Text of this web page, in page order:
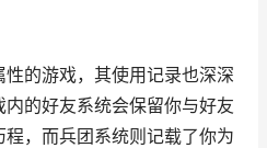
的游戏，其使用记录也深深
的好友系统会保留你与好友
，而兵团系统则记载了你为